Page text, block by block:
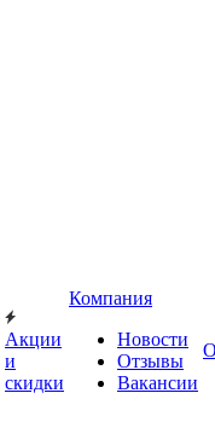
Акции
и
скидки
Компания
Новости
Отзывы
Вакансии